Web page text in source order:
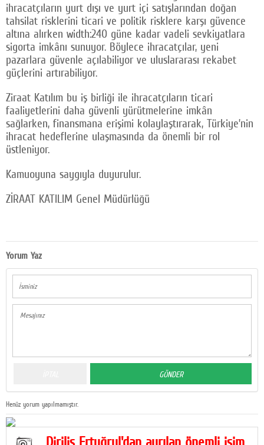
ihracatçıların yurt dışı ve yurt içi satışlarından doğan
tahsilat risklerini ticari ve politik risklere karşı güvence
altına alırken width:240 güne kadar vadeli sevkiyatlara
sigorta imkânı sunuyor. Böylece ihracatçılar, yeni
pazarlara güvenle açılabiliyor ve uluslararası rekabet
güçlerini artırabiliyor.
Ziraat Katılım bu iş birliği ile ihracatçıların ticari
faaliyetlerini daha güvenli yürütmelerine imkân
sağlarken, finansmana erişimi kolaylaştırarak, Türkiye’nin
ihracat hedeflerine ulaşmasında da önemli bir rol
üstleniyor.
Kamuoyuna saygıyla duyurulur.
ZİRAAT KATILIM Genel Müdürlüğü
Yorum Yaz
Henüz yorum yapılmamıştır.